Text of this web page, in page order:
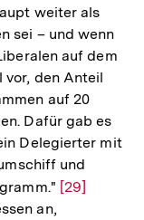
weiter als
sei – und wenn
auf dem
vor, den Anteil
auf 20
Dafür gab es
Delegierter mit
und
Zur
[29]
an,